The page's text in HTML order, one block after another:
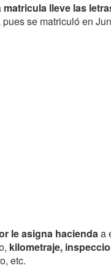
matricula lleve las
se matriculó en
le asigna haciendaa
kilometraje,
etc.